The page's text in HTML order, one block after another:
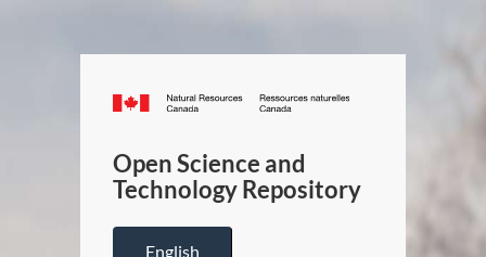
Canada.ca
/
Canada
Open Science and
Technology Repository
English